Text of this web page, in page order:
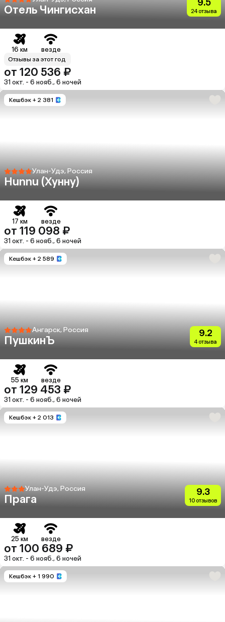
Отель Чингисхан
9.5
24 отзыва
16 км везде
Отзывы за этот год
от 120 536 ₽
31 окт. - 6 нояб., 6 ночей
Кешбэк + 2 381
Улан-Удэ, Россия
Hunnu (Хунну)
17 км везде
от 119 098 ₽
31 окт. - 6 нояб., 6 ночей
Кешбэк + 2 589
Ангарск, Россия
ПушкинЪ
9.2
4 отзыва
55 км везде
от 129 453 ₽
31 окт. - 6 нояб., 6 ночей
Кешбэк + 2 013
Улан-Удэ, Россия
Прага
9.3
10 отзывов
25 км везде
от 100 689 ₽
31 окт. - 6 нояб., 6 ночей
Кешбэк + 1 990